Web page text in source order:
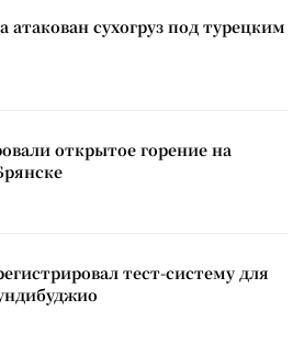
атакован сухогруз под турецким
открытое горение на
тест-систему для